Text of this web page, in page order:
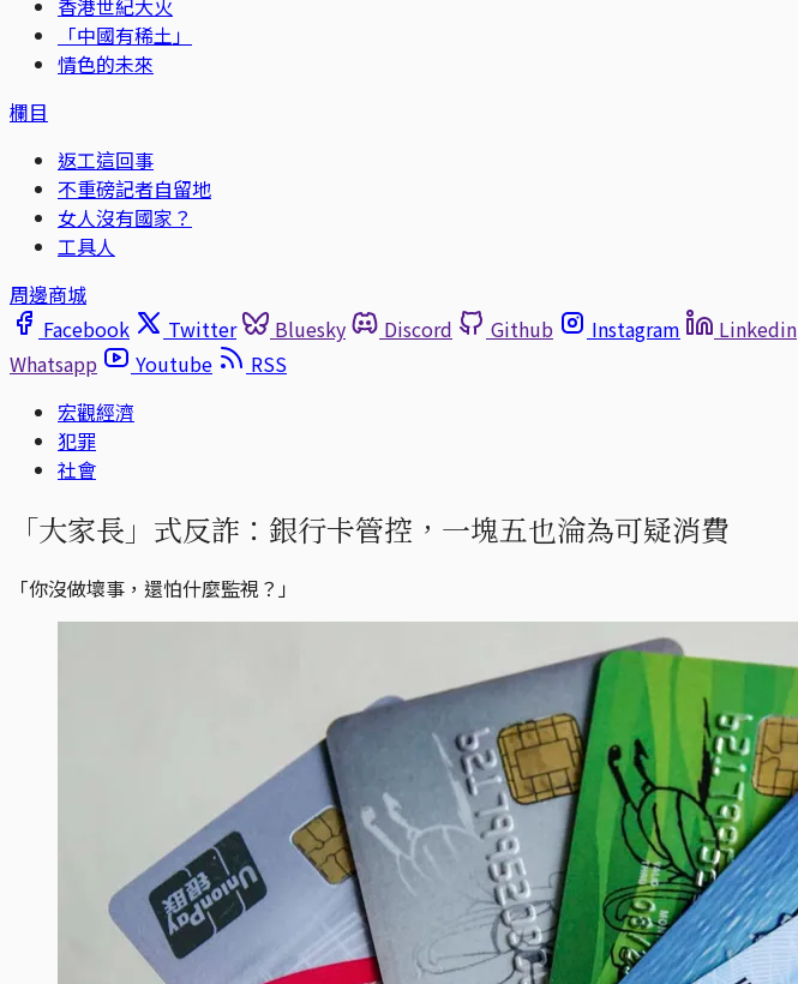
香港世紀大火
「中國有稀土」
情色的未來
欄目
返工這回事
不重磅記者自留地
女人沒有國家？
工具人
周邊商城
Facebook
Twitter Bluesky Discord Github Instagram Linkedin
Whatsapp
Youtube
RSS
宏觀經濟
犯罪
社會
「大家長」式反詐：銀行卡管控，一塊五也淪為可疑消費
「你沒做壞事，還怕什麼監視？」